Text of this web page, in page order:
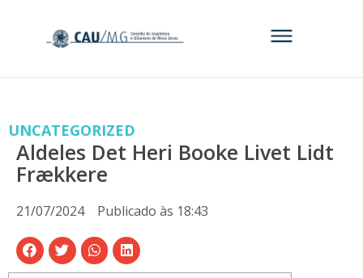
UNCATEGORIZED
Aldeles Det Heri Booke Livet Lidt
Frækkere
21/07/2024 Publicado às 18:43